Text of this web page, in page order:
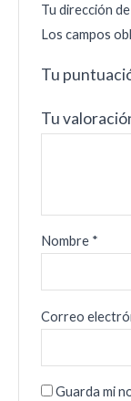
Tu dirección
Los campos
Tu
Tu
Nombre *
Correo
Guarda mi